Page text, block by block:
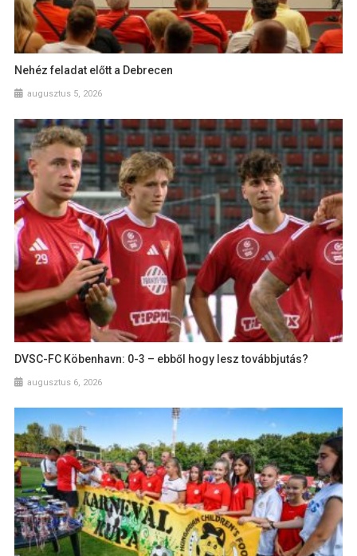
Nehéz feladat előtt a Debrecen
augusztus 5, 2026
DVSC-FC Köbenhavn: 0-3 – ebből hogy lesz továbbjutás?
augusztus 6, 2026